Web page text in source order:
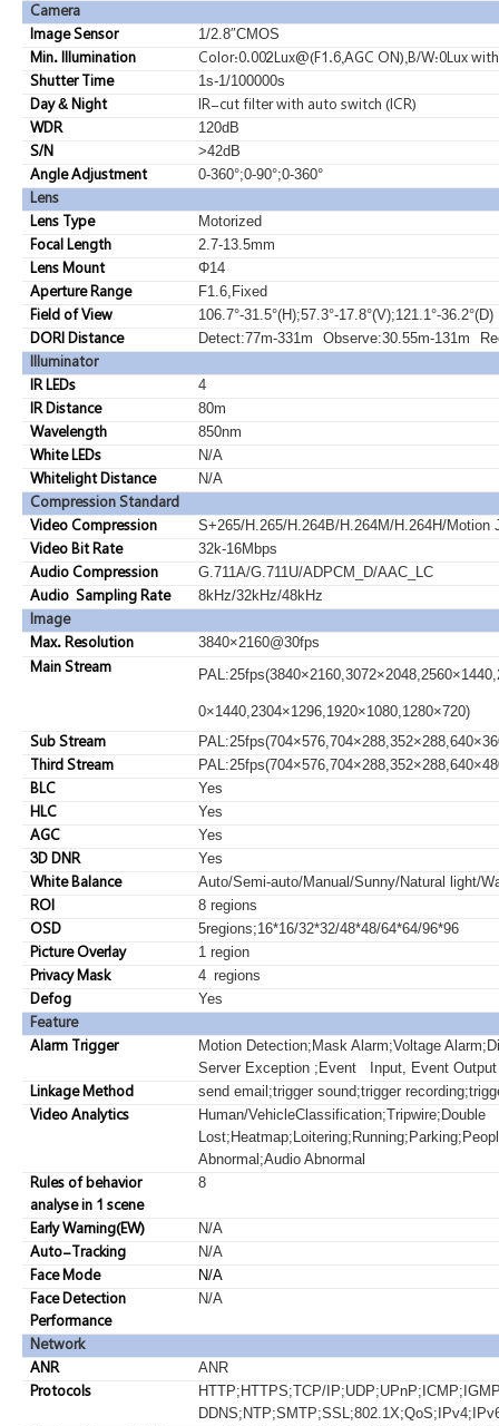
Camera
Image Sensor
1/2.8″CMOS
Min. Illumination Color:0.002Lux@(F1.6,AGC ON),B/W:0Luxwith
Shutter Time
1s-1/100000s
Day & Night IR-cutfilterwith auto switch (ICR)
WDR
120dB
S/N >42dB
Angle Adjustment 0-360°;0-90°;0-360°
Lens
Lens Type
Motorized
Focal Length 2.7-13.5mm
Lens Mount Φ14
Aperture Range F1.6,Fixed
Field of View 106.7°-31.5°(H);57.3°-17.8°(V);121.1°-36.2°(D)
DORI Distance Detect:77m-331m Observe:30.55m-131m
Illuminator
IR LEDs
4
IR Distance 80m
Wavelength 850nm
White LEDs N/A
Whitelight Distance N/A
Compression Standard
Video Compression
S+265/H.265/H.264B/H.264M/H.264H/Motion
Video Bit Rate 32k-16Mbps
Audio Compression G.711A/G.711U/ADPCM_D/AAC_LC
Audio Sampling Rate 8kHz/32kHz/48kHz
Image
Max. Resolution
3840×2160@30fps
Main Stream
0×1440,2304×1296,1920×1080,1280×720)
Sub Stream
Third Stream
BLC Yes
HLC Yes
AGC Yes
3D DNR Yes
White Balance Auto/Semi-auto/Manual/Sunny/Natural light/
ROI 8 regions
OSD 5regions;16*16/32*32/48*48/64*64/96*96
Picture Overlay 1 region
Privacy Mask 4 regions
Defog Yes
Feature
Alarm Trigger
Motion Detection;Mask Alarm;Voltage
Server Exception ;Event Input, Event Output
Linkage Method send email;trigger sound;trigger
Video Analytics
Human/
Abnormal;Audio Abnormal
Rules of behavior
analyse in 1 scene
8
Early Warning(EW) N/A
Auto-Tracking N/A
Face Mode N/A
Face Detection
Performance
N/A
Network
ANR
ANR
Protocols
HTTP;HTTPS;TCP/